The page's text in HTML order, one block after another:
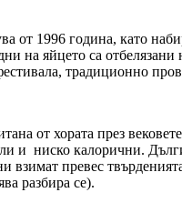
от 1996 година, като
на яйцето са
традиционно
от хората през
и ниско калорични.
взимат превес
разбира се).